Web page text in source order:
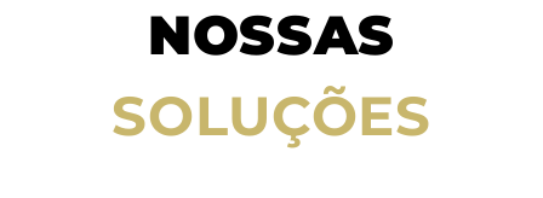
NOSSAS
SOLUÇÕES